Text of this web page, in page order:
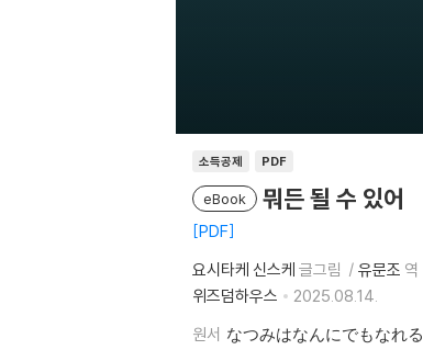
소득공제 PDF
eBook 뭐든 될 수 있어
PDF
요시타케 신스케 글그림 유문조 역
위즈덤하우스
2025.08.14.
원서 なつみはなんにでもなれる